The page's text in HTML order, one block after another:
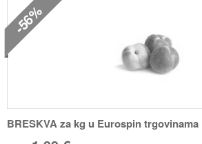
-56%
BRESKVA za kg u Eurospin trgovinama